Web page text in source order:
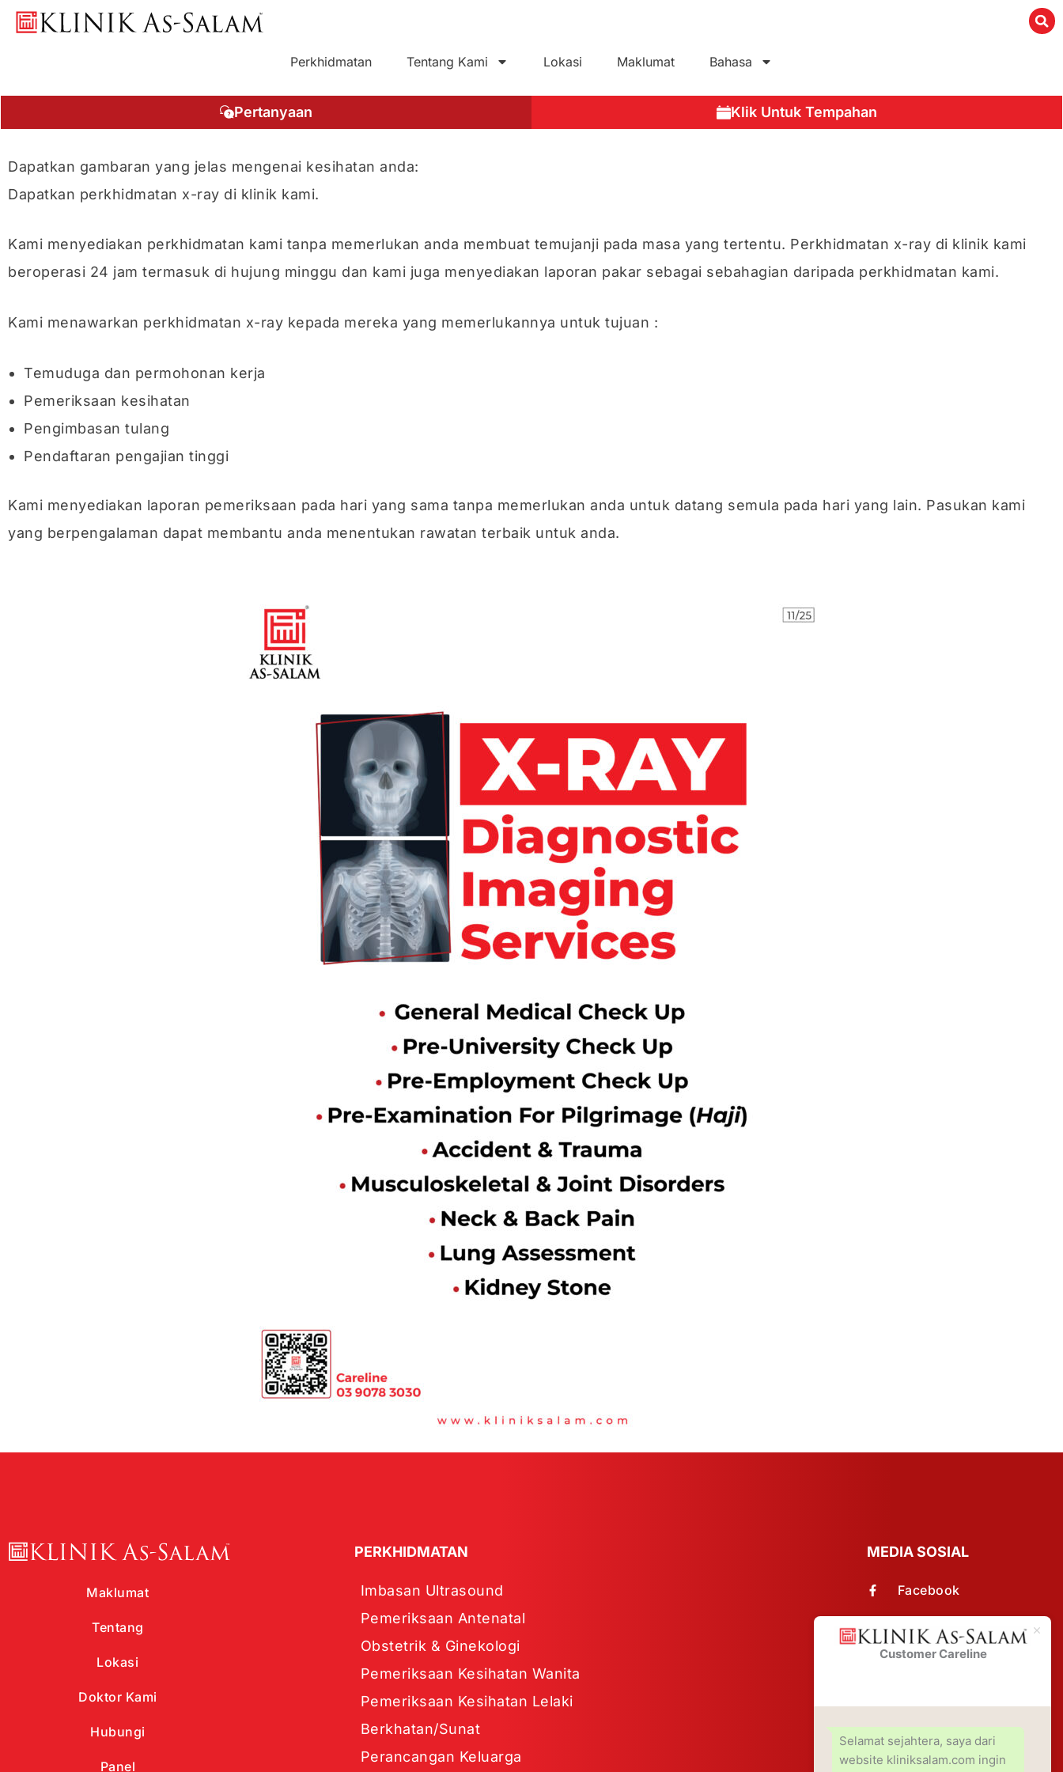
Skip
Perkhidmatan Tentang Kami Lokasi Maklumat Bahasa
Pertanyaan Klik Untuk Tempahan
Dapatkan gambaran yang jelas mengenai kesihatan anda:
Dapatkan perkhidmatan x-ray di klinik kami.
Kami menyediakan perkhidmatan kami tanpa memerlukan anda membuat temujanji pada masa yang tertentu. Perkhidmatan x-ray di klinik kami
beroperasi 24 jam termasuk di hujung minggu dan kami juga menyediakan laporan pakar sebagai sebahagian daripada perkhidmatan kami.
Kami menawarkan perkhidmatan x-ray kepada mereka yang memerlukannya untuk tujuan :
Temuduga dan permohonan kerja
Pemeriksaan kesihatan
Pengimbasan tulang
Pendaftaran pengajian tinggi
Kami menyediakan laporan pemeriksaan pada hari yang sama tanpa memerlukan anda untuk datang semula pada hari yang lain. Pasukan kami
yang berpengalaman dapat membantu anda menentukan rawatan terbaik untuk anda.
Maklumat
Tentang
Lokasi
Doktor Kami
Hubungi
Panel
PERKHIDMATAN
Imbasan Ultrasound
Pemeriksaan Antenatal
Obstetrik & Ginekologi
Pemeriksaan Kesihatan Wanita
Pemeriksaan Kesihatan Lelaki
Berkhatan/Sunat
Perancangan Keluarga
MEDIA SOSIAL
Facebook
Youtube
PDPA Notice
Customer Careline
Selamat sejahtera, saya dari
website kliniksalam.com ingin